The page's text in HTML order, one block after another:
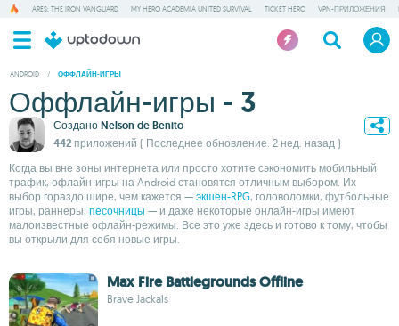
ARES: THE IRON VANGUARD MY HERO ACADEMIA UNITED SURVIVAL TICKET HERO VPN-ПРИЛОЖЕНИЯ
ANDROID / ОФФЛАЙН-ИГРЫ
Оффлайн-игры - 3
Создано Nelson de Benito
442 приложений ( Последнее обновление: 2 нед. назад )
Когда вы вне зоны интернета или просто хотите сэкономить мобильный
трафик, офлайн-игры на Android становятся отличным выбором. Их
выбор гораздо шире, чем кажется — экшен-RPG, головоломки, футбольные
игры, раннеры, песочницы — и даже некоторые онлайн-игры имеют
малоизвестные офлайн-режимы. Все это уже здесь и готово к тому, чтобы
вы открыли для себя новые игры.
Max Fire Battlegrounds Offline
Brave Jackals